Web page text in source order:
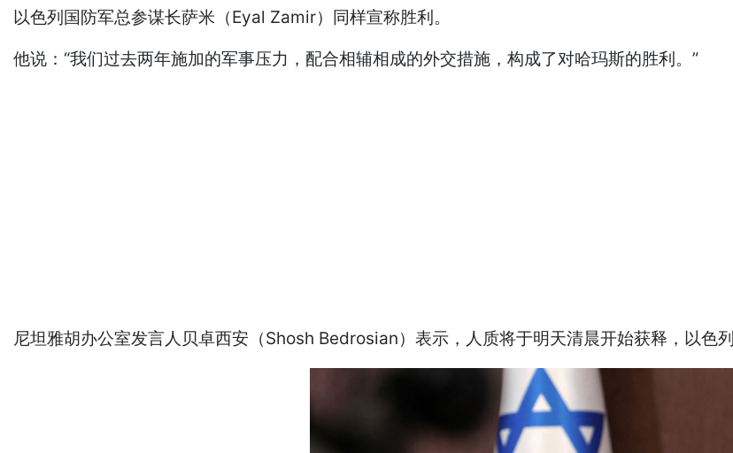
以色列国防军总参谋长萨米（Eyal Zamir）同样宣称胜利。
他说：“我们过去两年施加的军事压力，配合相辅相成的外交措施，构成了对哈玛斯的胜利。”
尼坦雅胡办公室发言人贝卓西安（Shosh Bedrosian）表示，人质将于明天清晨开始获释，以色